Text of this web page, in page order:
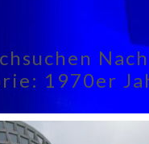
Nach
1970er